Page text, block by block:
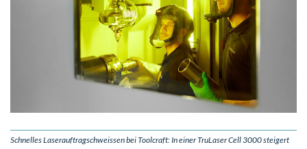
Schnelles Laserauftragschweissen bei Toolcraft: In einer TruLaser Cell 3000 steigert